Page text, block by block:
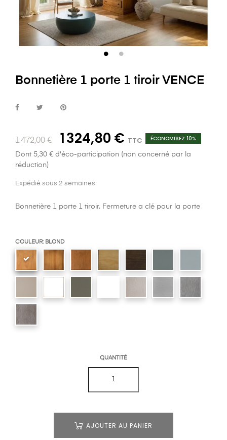
Bonnetière 1 porte 1 tiroir VENCE
1 472,00 € 1 324,80 € TTC ÉCONOMISEZ 10%
Dont 5,30 € d'éco-participation (non concerné par la
réduction)
Expédié sous 2 semaines
Bonnetière 1 porte 1 tiroir. Fermeture a clé pour la porte
COULEUR: BLOND
QUANTITÉ
AJOUTER AU PANIER